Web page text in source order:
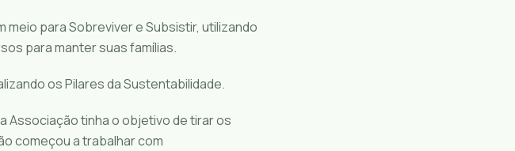
meio para Sobreviver e Subsistir, utilizando
para manter suas famílias.
os Pilares da Sustentabilidade.
Associação tinha o objetivo de tirar os
começou a trabalhar com